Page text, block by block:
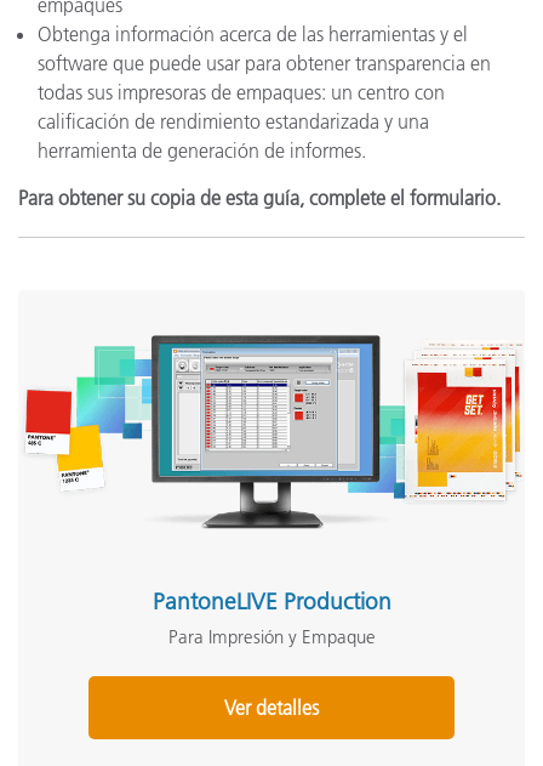
empaques
Obtenga información acerca de las herramientas y el
software que puede usar para obtener transparencia en
todas sus impresoras de empaques: un centro con
calificación de rendimiento estandarizada y una
herramienta de generación de informes.
Para obtener su copia de esta guía, complete el formulario.
PantoneLIVE Production
Para Impresión y Empaque
Ver detalles